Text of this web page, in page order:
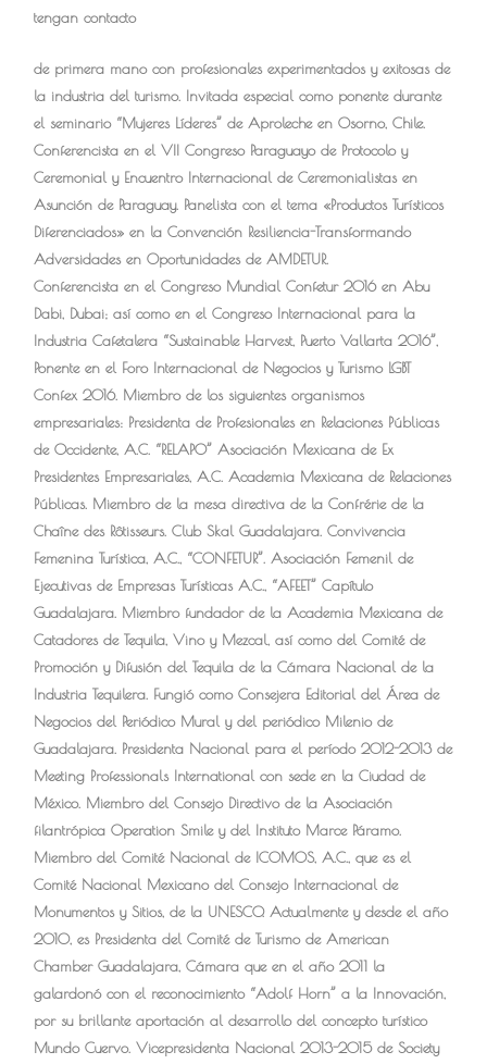
tengan contacto
de primera mano con profesionales experimentados y exitosas de
la industria del turismo. Invitada especial como ponente durante
el seminario “Mujeres Líderes” de Aproleche en Osorno, Chile.
Conferencista en el VII Congreso Paraguayo de Protocolo y
Ceremonial y Encuentro Internacional de Ceremonialistas en
Asunción de Paraguay. Panelista con el tema «Productos Turísticos
Diferenciados» en la Convención Resiliencia-Transformando
Adversidades en Oportunidades de AMDETUR.
Conferencista en el Congreso Mundial Confetur 2016 en Abu
Dabi, Dubai; así como en el Congreso Internacional para la
Industria Cafetalera “Sustainable Harvest, Puerto Vallarta 2016”,
Ponente en el Foro Internacional de Negocios y Turismo LGBT
Confex 2016. Miembro de los siguientes organismos
empresariales: Presidenta de Profesionales en Relaciones Públicas
de Occidente, A.C. “RELAPO” Asociación Mexicana de Ex
Presidentes Empresariales, A.C. Academia Mexicana de Relaciones
Públicas. Miembro de la mesa directiva de la Confrérie de la
Chaîne des Rôtisseurs. Club Skal Guadalajara. Convivencia
Femenina Turística, A.C., “CONFETUR”. Asociación Femenil de
Ejecutivas de Empresas Turísticas A.C., “AFEET” Capítulo
Guadalajara. Miembro fundador de la Academia Mexicana de
Catadores de Tequila, Vino y Mezcal, así como del Comité de
Promoción y Difusión del Tequila de la Cámara Nacional de la
Industria Tequilera. Fungió como Consejera Editorial del Área de
Negocios del Periódico Mural y del periódico Milenio de
Guadalajara. Presidenta Nacional para el período 2012-2013 de
Meeting Professionals International con sede en la Ciudad de
México. Miembro del Consejo Directivo de la Asociación
filantrópica Operation Smile y del Instituto Marce Páramo.
Miembro del Comité Nacional de ICOMOS, A.C., que es el
Comité Nacional Mexicano del Consejo Internacional de
Monumentos y Sitios, de la UNESCO. Actualmente y desde el año
2010, es Presidenta del Comité de Turismo de American
Chamber Guadalajara, Cámara que en el año 2011 la
galardonó con el reconocimiento “Adolf Horn” a la Innovación,
por su brillante aportación al desarrollo del concepto turístico
Mundo Cuervo. Vicepresidenta Nacional 2013-2015 de Society